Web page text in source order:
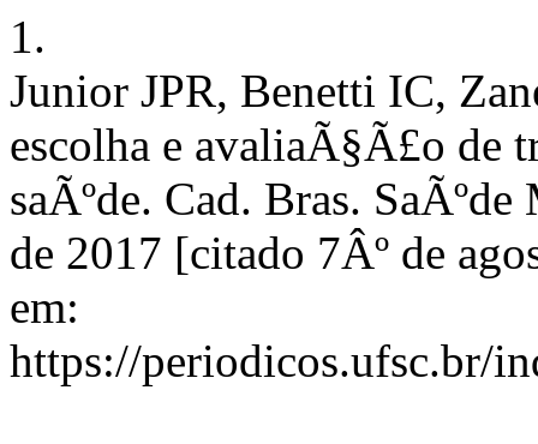
1.
Junior JPR, Benetti IC,
escolha e avaliaÃ§Ã£o de
saÃºde. Cad. Bras.
de 2017 [citado 7Âº de
em:
https://periodicos.ufsc.br/